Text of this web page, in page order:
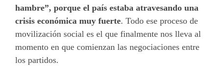
hambre”, porque el país estaba atravesando una
crisis económica muy fuerte. Todo ese proceso de
movilización social es el que finalmente nos lleva al
momento en que comienzan las negociaciones entre
los partidos.